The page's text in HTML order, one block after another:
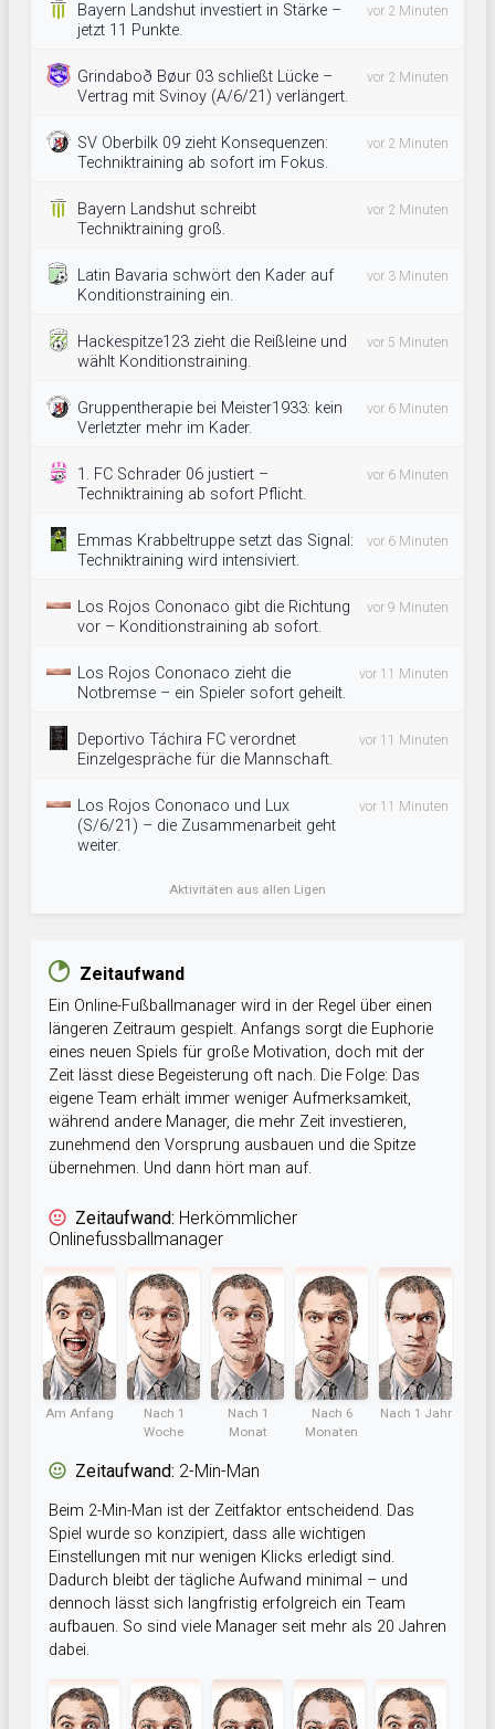
Bayern Landshut investiert in Stärke –
jetzt 11 Punkte.
vor 2 Minuten
Grindaboð Bøur 03 schließt Lücke –
Vertrag mit Svinoy (A/6/21) verlängert.
vor 2 Minuten
SV Oberbilk 09 zieht Konsequenzen:
Techniktraining ab sofort im Fokus.
vor 2 Minuten
Bayern Landshut schreibt
Techniktraining groß.
vor 2 Minuten
Latin Bavaria schwört den Kader auf
Konditionstraining ein.
vor 3 Minuten
Hackespitze123 zieht die Reißleine und
wählt Konditionstraining.
vor 5 Minuten
Gruppentherapie bei Meister1933: kein
Verletzter mehr im Kader.
vor 6 Minuten
1. FC Schrader 06 justiert –
Techniktraining ab sofort Pflicht.
vor 6 Minuten
Emmas Krabbeltruppe setzt das Signal:
Techniktraining wird intensiviert.
vor 6 Minuten
Los Rojos Cononaco gibt die Richtung
vor – Konditionstraining ab sofort.
vor 9 Minuten
Los Rojos Cononaco zieht die
Notbremse – ein Spieler sofort geheilt.
vor 11 Minuten
Deportivo Táchira FC verordnet
Einzelgespräche für die Mannschaft.
vor 11 Minuten
Los Rojos Cononaco und Lux
(S/6/21) – die Zusammenarbeit geht
weiter.
vor 11 Minuten
Aktivitäten aus allen Ligen
Zeitaufwand
Ein Online-Fußballmanager wird in der Regel über einen
längeren Zeitraum gespielt. Anfangs sorgt die Euphorie
eines neuen Spiels für große Motivation, doch mit der
Zeit lässt diese Begeisterung oft nach. Die Folge: Das
eigene Team erhält immer weniger Aufmerksamkeit,
während andere Manager, die mehr Zeit investieren,
zunehmend den Vorsprung ausbauen und die Spitze
übernehmen. Und dann hört man auf.
Zeitaufwand: Herkömmlicher
Onlinefussballmanager
Am Anfang
Nach 1
Woche
Nach 1
Monat
Nach 6
Monaten
Nach 1 Jahr
Zeitaufwand: 2-Min-Man
Beim 2-Min-Man ist der Zeitfaktor entscheidend. Das
Spiel wurde so konzipiert, dass alle wichtigen
Einstellungen mit nur wenigen Klicks erledigt sind.
Dadurch bleibt der tägliche Aufwand minimal – und
dennoch lässt sich langfristig erfolgreich ein Team
aufbauen. So sind viele Manager seit mehr als 20 Jahren
dabei.